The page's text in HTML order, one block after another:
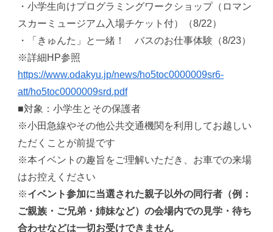
・小学生向けプログラミングワークショップ（ロマン
スカーミュージアム入場チケット付）（8/22）
・「きゅんた」と一緒！ バスのお仕事体験（8/23）
※詳細HP参照
https://www.odakyu.jp/news/ho5toc0000009sr6-
att/ho5toc0000009srd.pdf
■対象：小学生とその保護者
※小田急線やその他公共交通機関を利用してお越しい
ただくことが前提です
※本イベントの趣旨をご理解いただき、お車での来場
はお控えください
※イベント参加に当選された親子以外の同行者（例：
ご親族・ご兄弟・姉妹など）の会場内での見学・待ち
合わせなどは一切お受けできません